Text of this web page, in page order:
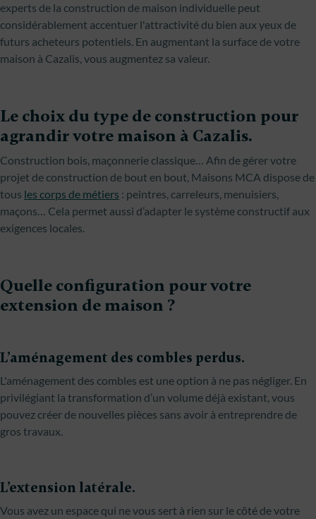
experts de la construction de maison individuelle peut
considérablement accentuer l'attractivité du bien aux yeux de
futurs acheteurs potentiels. En augmentant la surface de votre
maison à Cazalis, vous augmentez sa valeur.
Le choix du type de construction pour
agrandir votre maison à Cazalis.
Construction bois, maçonnerie classique… Afin de gérer votre
projet de construction de bout en bout, Maisons MCA dispose de
tous les corps de métiers : peintres, carreleurs, menuisiers,
maçons… Cela permet aussi d’adapter le système constructif aux
exigences locales.
Quelle configuration pour votre
extension de maison ?
L’aménagement des combles perdus.
L'aménagement des combles est une option à ne pas négliger. En
privilégiant la transformation d’un volume déjà existant, vous
pouvez créer de nouvelles pièces sans avoir à entreprendre de
gros travaux.
L’extension latérale.
Vous avez un espace qui ne vous sert à rien sur le côté de votre